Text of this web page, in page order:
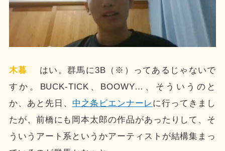
木暮 はい。群馬に3B（※）ってあるじゃないで
すか。BUCK-TICK、BOOWY…、そういうのと
か、あと先日、 中之条ビエンナーレ に行ってきまし
たが、前橋にも岡本太郎の作品があったりして、そ
ういうアート系というかアーティストが結構集まっ